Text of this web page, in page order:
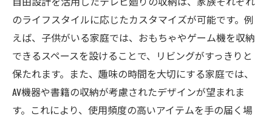
のライフスタイルに応じたカスタマイズが可能です。例
えば、子供がいる家庭では、おもちゃやゲーム機を収納
できるスペースを設けることで、リビングがすっきりと
保たれます。また、趣味の時間を大切にする家庭では、
AV機器や書籍の収納が考慮されたデザインが望まれま
す。これにより、使用頻度の高いアイテムを手の届く場